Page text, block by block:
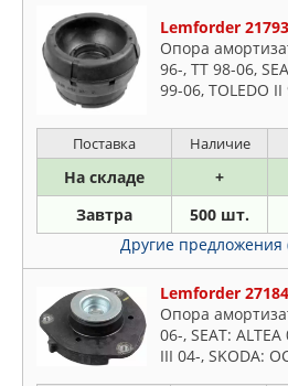
HUTCHINSON
HYUNDAI-KIA
INA
ISUZU
IVECO
JAPANPARTS
JAPKO
KORTEX
KRAUF
VW
Volvo
Lemforder
Опора
96-, TT 98-06,
99-06, TOLEDO II
IV 98-05
Поставка Наличие
На складе +
Завтра 500 шт.
Другие предложения
Lemforder
Опора
06-, SEAT:
III 04-, SKODA: